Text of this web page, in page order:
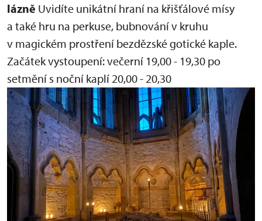
lázně Uvidíte unikátní hraní na křišťálové mísy
a také hru na perkuse, bubnování v kruhu
v magickém prostření bezdězské gotické kaple.
Začátek vystoupení:večerní 19,00 - 19,30 po
setmění s noční kaplí 20,00 - 20,30